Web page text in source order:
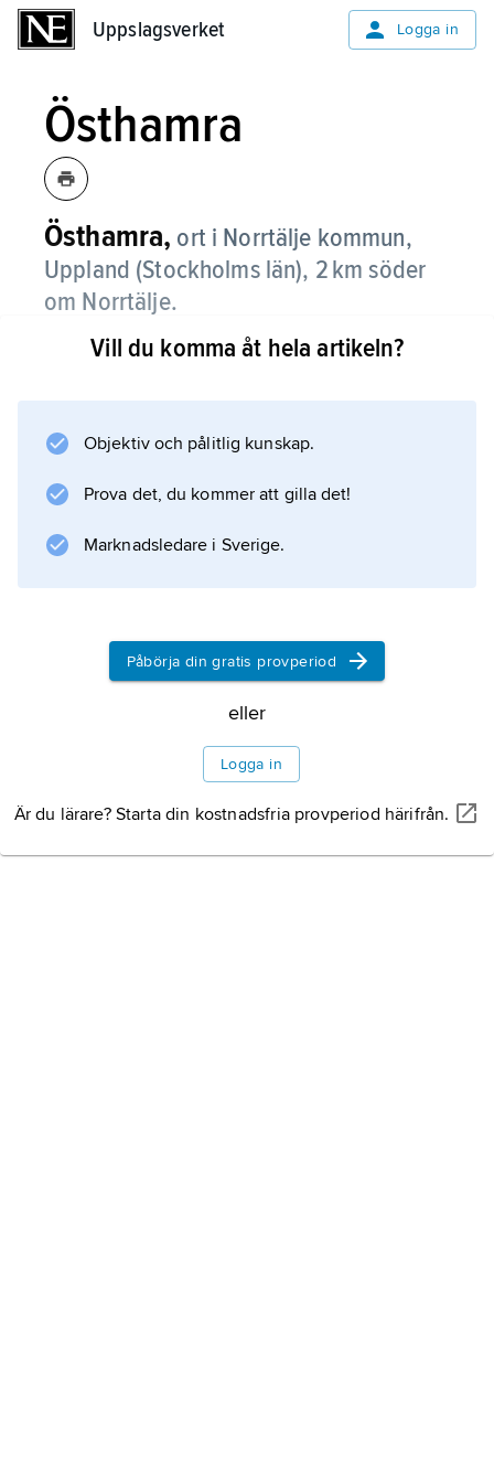
Uppslagsverket Logga in
Östhamra
Östhamra, ort i Norrtälje kommun,
Uppland (Stockholms län), 2 km söder
om Norrtälje.
Östhamra, som ingår i
talet. Pendling förekommer till Norrtälje.
Information om artikeln
Vill du komma åt hela artikeln?
Objektiv och pålitlig kunskap.
Prova det, du kommer att gilla det!
Marknadsledare i Sverige.
Påbörja din gratis provperiod
eller
Logga in
Är du lärare? Starta din kostnadsfria provperiod härifrån.